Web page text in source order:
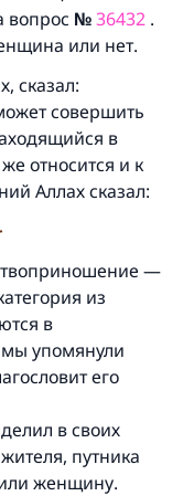
вопрос №36432 .
или нет.
сказал:
совершить
в
относится и к
Аллах сказал:
—
из
в
упомянули
его
в своих
путника
женщину.